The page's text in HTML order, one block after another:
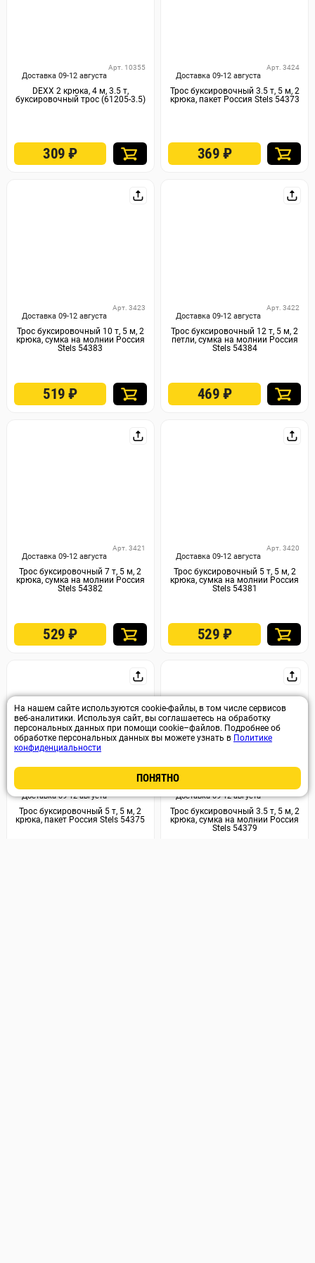
Доставка 09-12 августа
Арт. 10355
DEXX 2 крюка, 4 м, 3.5 т,
буксировочный трос (61205-3.5)
309₽
Доставка 09-12 августа
Арт. 3424
Трос буксировочный 3.5 т, 5 м, 2
крюка, пакет Россия Stels 54373
369 ₽
Доставка 09-12 августа
Арт. 3423
Трос буксировочный 10 т, 5 м, 2
крюка, сумка на молнии Россия
Stels 54383
519₽
Доставка 09-12 августа
Арт. 3422
Трос буксировочный 12 т, 5 м, 2
петли, сумка на молнии Россия
Stels 54384
469 ₽
Доставка 09-12 августа
Арт. 3421
Трос буксировочный 7 т, 5 м, 2
крюка, сумка на молнии Россия
Stels 54382
529₽
Доставка 09-12 августа
Арт. 3420
Трос буксировочный 5 т, 5 м, 2
крюка, сумка на молнии Россия
Stels 54381
529 ₽
Доставка 09-12 августа
Арт. 3419
Трос буксировочный 5 т, 5 м, 2
крюка, пакет Россия Stels 54375
Доставка 09-12 августа
Арт. 3418
Трос буксировочный 3.5 т, 5 м, 2
крюка, сумка на молнии Россия
Stels 54379
На нашем сайте используются cookie-файлы, в том числе сервисов
веб-аналитики. Используя сайт, вы соглашаетесь на обработку
персональных данных при помощи cookie–файлов. Подробнее об
обработке персональных данных вы можете узнать в Политике
конфиденциальности
ПОНЯТНО